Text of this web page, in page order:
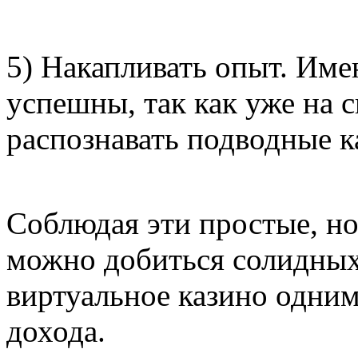
5) Накапливать опыт.
успешны, так как уже на
распознавать подводные
Соблюдая эти простые,
можно добиться солидных
виртуальное казино
дохода.